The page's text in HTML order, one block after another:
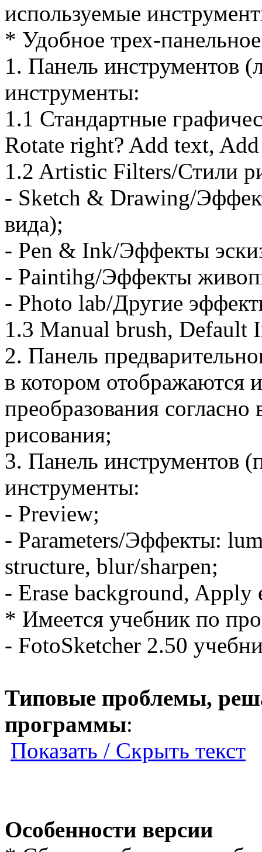
используемые
* Удобное трех-
1. Панель инструментов
инструменты:
1.1 Стандартные
Rotate right? Add text,
1.2 Artistic Filters/Стили
- Sketch & Drawing/
вида);
- Pen & Ink/Эффекты
- Paintihg/Эффекты
- Photo lab/Другие
1.3 Manual brush, Default
2. Панель
в котором отображаются
преобразования
рисования;
3. Панель инструментов
инструменты:
- Preview;
- Parameters/Эффекты:
structure, blur/sharpen;
- Erase background, Apply
* Имеется учебник по
- FotoSketcher 2.50
Типовые проблемы,
программы:
Показать / Скрыть текст
Особенности версии